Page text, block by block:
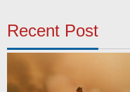
Recent Post